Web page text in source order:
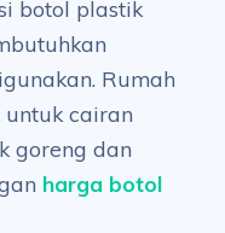
botol plastik
Rumah
cairan
goreng dan
harga botol